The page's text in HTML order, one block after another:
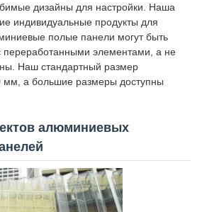
дизайны для настройки. Наша
индивидуальные продукты для
полые панели могут быть
переработанными элементами, а не
Наш стандартный размер
мм, а большие размеры доступны
алюминиевых